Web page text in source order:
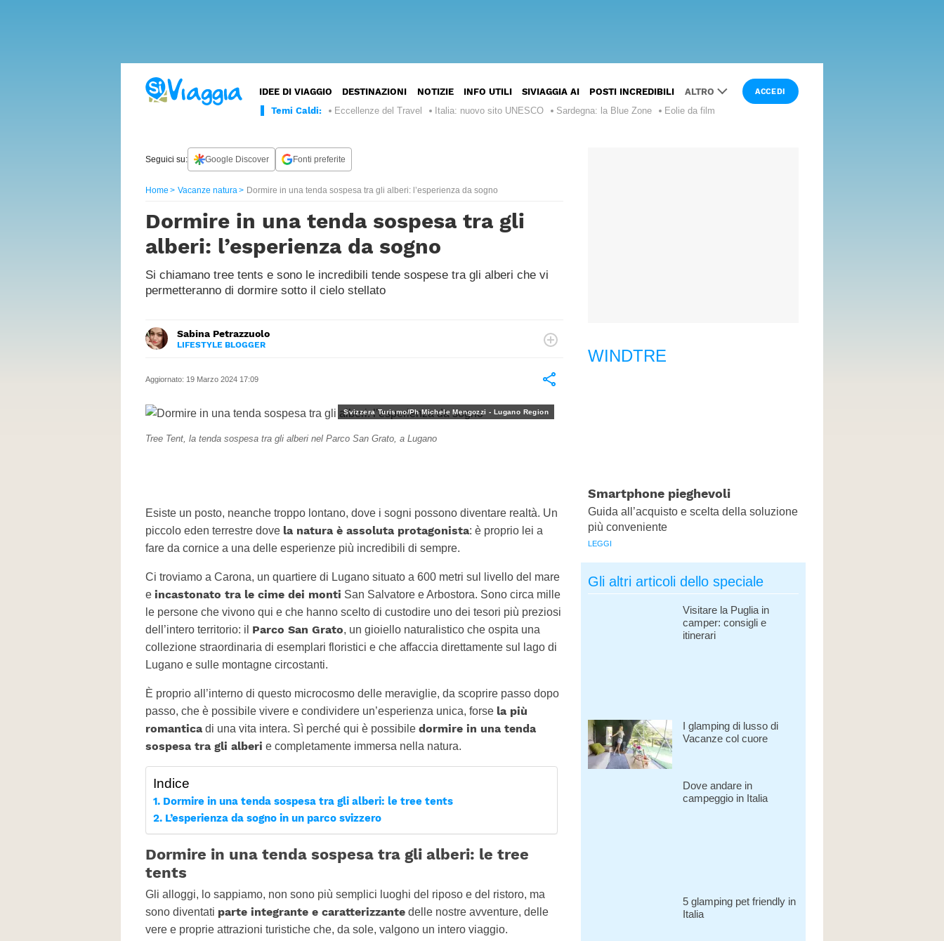
ACCEDI
IDEE DI VIAGGIO
Cammini
Vacanze
per
famiglie
con
animali
DESTINAZIONI
Europa
Italia
Canada
Messico
Bahamas
America
Brasile
Perù
Cile
Asia
Giappone
Thailandia
Vietnam
Africa
Marocco
Egitto
Australia
NOTIZIE INFO UTILI SIVIAGGIA AI POSTI INCREDIBILI
LUOGHI
FILM
LUSSO
CURIOSITÀ
WANDERLUST
INTERVISTE
ESPERTI
I
SPECIALI
CONTATTI ALTRO
Temi Caldi: Eccellenze del Travel Italia: nuovo sito UNESCO Sardegna: la Blue Zone Eolie da film
Seguici su: Google Discover Fonti preferite
Home Vacanze natura Dormire in una tenda sospesa tra gli alberi: l’esperienza da sogno
Dormire in una tenda sospesa tra gli
alberi: l’esperienza da sogno
Si chiamano tree tents e sono le incredibili tende sospese tra gli alberi che vi
permetteranno di dormire sotto il cielo stellato
Sabina Petrazzuolo
LIFESTYLE BLOGGER
Aggiornato: 19 Marzo 2024 17:09
Svizzera Turismo/Ph Michele Mengozzi - Lugano Region
Tree Tent, la tenda sospesa tra gli alberi nel Parco San Grato, a Lugano
Esiste un posto, neanche troppo lontano, dove i sogni possono diventare realtà. Un
piccolo eden terrestre dove la natura è assoluta protagonista: è proprio lei a
fare da cornice a una delle esperienze più incredibili di sempre.
Ci troviamo a Carona, un quartiere di Lugano situato a 600 metri sul livello del mare
e incastonato tra le cime dei monti San Salvatore e Arbostora. Sono circa mille
le persone che vivono qui e che hanno scelto di custodire uno dei tesori più preziosi
dell’intero territorio: il Parco San Grato, un gioiello naturalistico che ospita una
collezione straordinaria di esemplari floristici e che affaccia direttamente sul lago di
Lugano e sulle montagne circostanti.
È proprio all’interno di questo microcosmo delle meraviglie, da scoprire passo dopo
passo, che è possibile vivere e condividere un’esperienza unica, forse la più
romantica di una vita intera. Sì perché qui è possibile dormire in una tenda
sospesa tra gli alberi e completamente immersa nella natura.
Indice
Dormire in una tenda sospesa tra gli alberi: le tree tents
L’esperienza da sogno in un parco svizzero
Dormire in una tenda sospesa tra gli alberi: le tree
tents
Gli alloggi, lo sappiamo, non sono più semplici luoghi del riposo e del ristoro, ma
sono diventati parte integrante e caratterizzante delle nostre avventure, delle
vere e proprie attrazioni turistiche che, da sole, valgono un intero viaggio.
WINDTRE
Smartphone pieghevoli
Guida all’acquisto e scelta della soluzione
più conveniente
LEGGI
Gli altri articoli dello speciale
Visitare la Puglia in
camper: consigli e
itinerari
I glamping di lusso di
Vacanze col cuore
Dove andare in
campeggio in Italia
5 glamping pet friendly in
Italia